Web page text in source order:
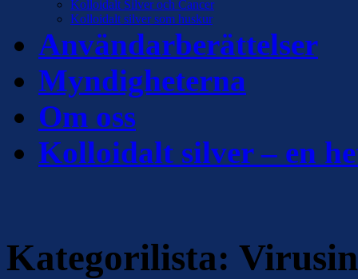
Kolloidalt Silver och Cancer
Kolloidalt silver som huskur
Användarberättelser
Myndigheterna
Om oss
Kolloidalt silver – en
Kategorilista: